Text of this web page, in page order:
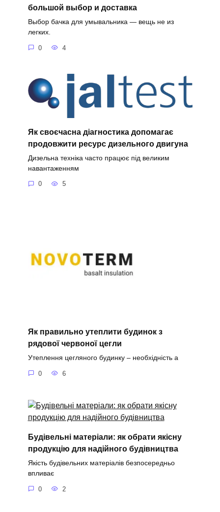
большой выбор и доставка
Выбор бачка для умывальника — вещь не из
легких.
0 4
Як своєчасна діагностика допомагає
продовжити ресурс дизельного двигуна
Дизельна техніка часто працює під великим
навантаженням
0 5
Як правильно утеплити будинок з
рядової червоної цегли
Утеплення цегляного будинку – необхідність а
0 6
Будівельні матеріали: як обрати якісну
продукцію для надійного будівництва
Якість будівельних матеріалів безпосередньо
впливає
0 2